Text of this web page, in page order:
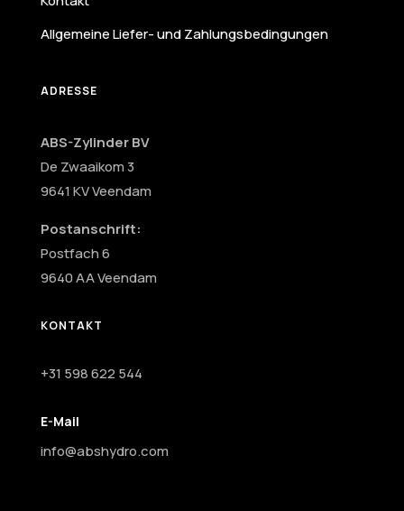
Allgemeine Liefer- und Zahlungsbedingungen
ADRESSE
ABS-Zylinder BV
De Zwaaikom 3
9641 KV Veendam
Postanschrift:
Postfach 6
9640 AA Veendam
KONTAKT
+31 598 622 544
E-Mail
info@abshydro.com